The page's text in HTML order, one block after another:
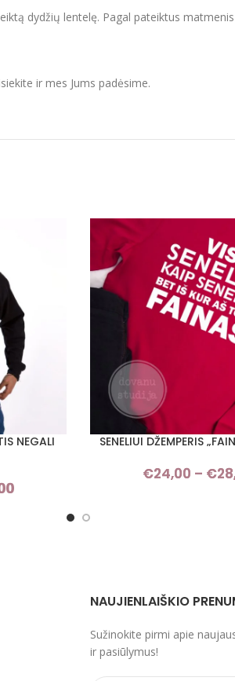
dydžių lentelę. Pagal pateiktus
ir mes Jums padėsime.
NEGALI
€24,00
PASIRINKTI SAVYBES
SENELIUI DŽEMPERIS
€24,00 – €
NAUJIENLAIŠKIO
Sužinokite pirmi apie
ir pasiūlymus!